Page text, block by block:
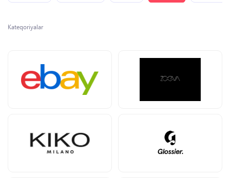
Kateqoriyalar